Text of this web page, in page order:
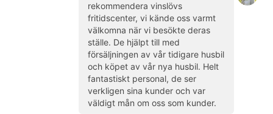
rekommendera vinslövs
fritidscenter, vi kände oss varmt
välkomna när vi besökte deras
ställe. De hjälpt till med
försäljningen av vår tidigare husbil
och köpet av vår nya husbil. Helt
fantastiskt personal, de ser
verkligen sina kunder och var
väldigt mån om oss som kunder.